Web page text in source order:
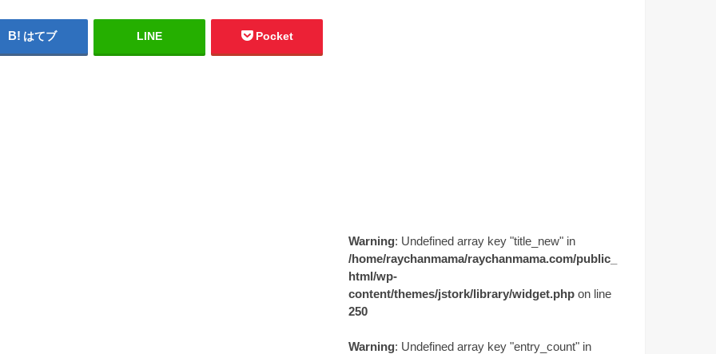
はてブ LINE Pocket
Warning: Undefined array key "title_new" in
/home/raychanmama/raychanmama.com/public_
html/wp-
content/themes/jstork/library/widget.php on line
250
Warning: Undefined array key "entry_count" in